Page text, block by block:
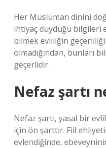
Her Müslüman dinini
ihtiyaç duyduğu bilgileri
bilmek evliliğin
olmadığından, bunları
geçerlidir.
Nefaz şartı
Nefaz şartı, yasal bir
için ön şarttır. Fiil
evlendiğinde,